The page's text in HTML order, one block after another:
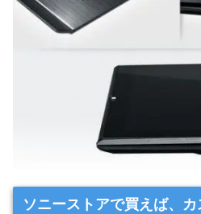
ソニーストアで買えば、カ